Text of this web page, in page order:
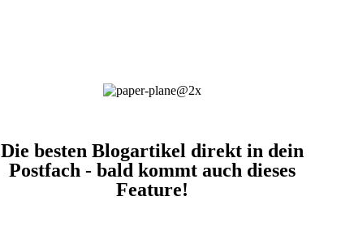
Die besten Blogartikel direkt in dein
Postfach - bald kommt auch dieses
Feature!